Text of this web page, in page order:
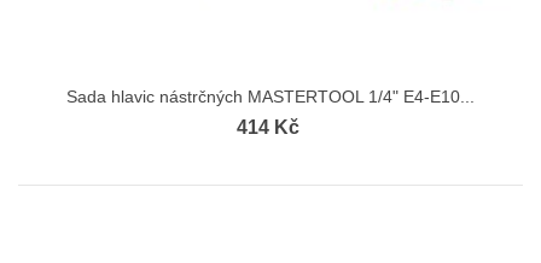
Sada hlavic nástrčných MASTERTOOL 1/4" E4-E10...
414 Kč